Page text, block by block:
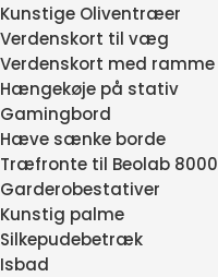
Kunstige Oliventræer
Verdenskort til væg
Verdenskort med ramme
Hængekøje på stativ
Gamingbord
Hæve sænke borde
Træfronte til Beolab 8000
Garderobestativer
Kunstig palme
Silkepudebetræk
Isbad